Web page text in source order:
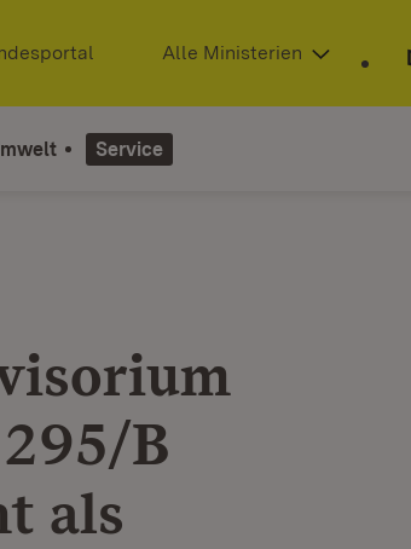
(Öffnet in neuem Fenster)
Alle Ministerien
Service
B
als